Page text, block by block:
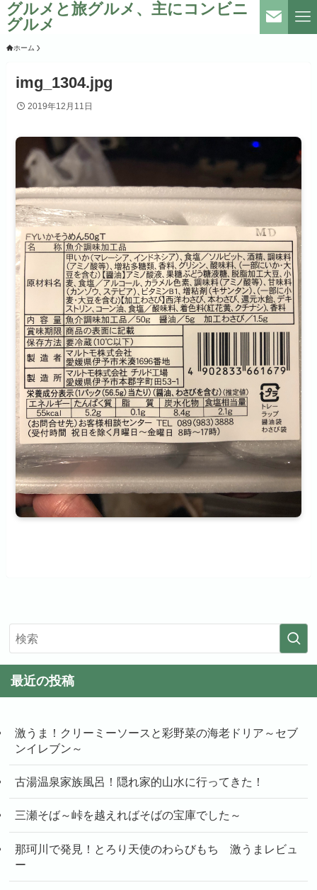
グルメと旅グルメ、主にコンビニ
グルメ
ホーム
img_1304.jpg
2019年12月11日
最近の投稿
激うま！クリーミーソースと彩野菜の海老ドリア～セブ
ンイレブン～
古湯温泉家族風呂！隠れ家的山水に行ってきた！
三瀬そば～峠を越えればそばの宝庫でした～
那珂川で発見！とろり天使のわらびもち 激うまレビュ
ー